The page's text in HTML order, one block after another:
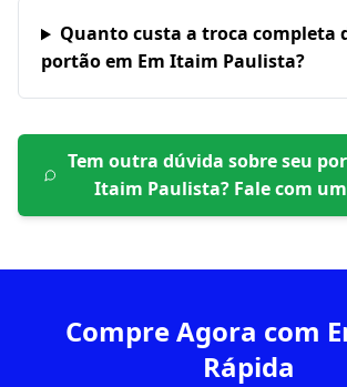
Quanto custa a troca completa
portão em Em Itaim Paulista?
Tem outra dúvida sobre seu
Itaim Paulista? Fale com
Compre Agora com
Rápida